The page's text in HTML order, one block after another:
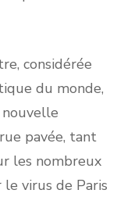
considérée
du monde,
nouvelle
pavée, tant
les nombreux
virus de Paris